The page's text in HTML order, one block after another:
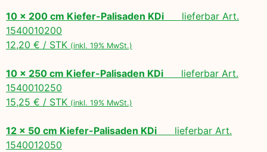
10 x 200 cm Kiefer-Palisaden KDi lieferbar Art.
1540010200
12,20 € / STK (inkl. 19% MwSt.)
10 x 250 cm Kiefer-Palisaden KDi lieferbar Art.
1540010250
15,25 € / STK (inkl. 19% MwSt.)
12 x 50 cm Kiefer-Palisaden KDi lieferbar Art.
1540012050